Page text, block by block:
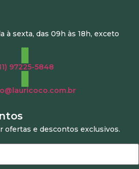
à sexta, das 09h às 18h, exceto
97225-5848
ofertas e descontos exclusivos.